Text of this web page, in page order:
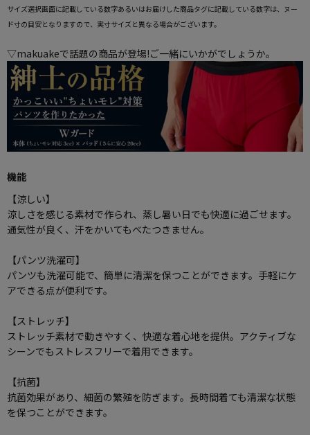
サイズ選択画面に記載している数字あるいはお届けした商品タグに記載している数字は、ヌー
ド寸の目安となりますので、実寸サイズと異なる場合がございます。
▽makuakeで話題の商品が登場!ご一緒にいかがでしょうか。
機能
【涼しい】
涼しさを感じる素材で作られ、蒸し暑い日でも快適に過ごせます。
通気性が良く、汗をかいてもべたつきません。
【パンツ洗濯可】
パンツも洗濯可能で、簡単に清潔を保つことができます。手軽にケ
アできる点が便利です。
【ストレッチ】
ストレッチ素材で動きやすく、快適な着心地を提供。アクティブな
シーンでもストレスフリーで着用できます。
【抗菌】
抗菌効果があり、細菌の繁殖を防ぎます。長時間着ても清潔な状態
を保つことができます。